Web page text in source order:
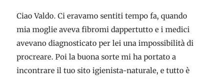
Ciao Valdo. Ci eravamo sentiti tempo fa, quando
mia moglie aveva fibromi dappertutto e i medici
avevano diagnosticato per lei una impossibilità di
procreare. Poi la buona sorte mi ha portato a
incontrare il tuo sito igienista-naturale, e tutto è